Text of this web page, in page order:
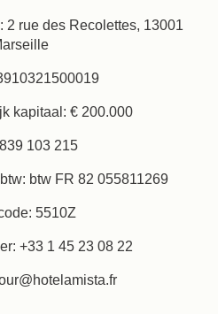
2 rue des Recolettes, 13001
kapitaal: € 200.000
103 215
btw FR 82 055811269
5510Z
+33 1 45 23 08 22